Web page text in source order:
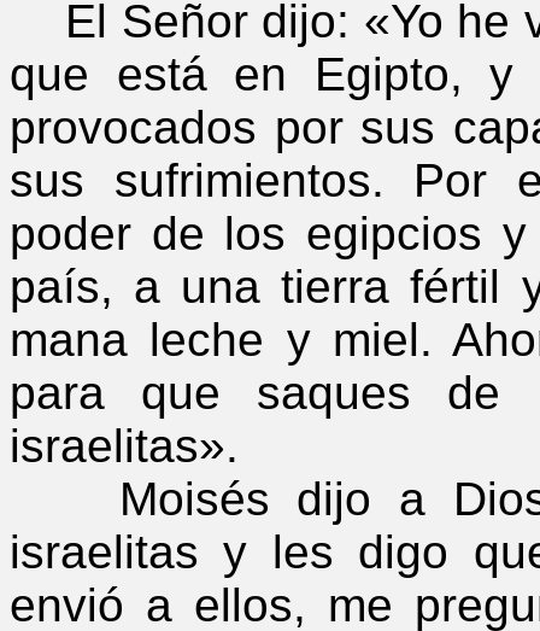
El Señor dijo: «Yo he
que está en Egipto,
provocados por sus
sus sufrimientos. Por
poder de los egipcios
país, a una tierra fértil
mana leche y miel.
para que saques
israelitas».
Moisés dijo a Dios:
israelitas y les digo
envió a ellos, me